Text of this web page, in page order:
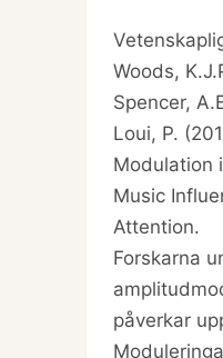
Woods,
Spencer,
Loui, P.
Modulation
Music
Attention.
Forskarna
påverkar